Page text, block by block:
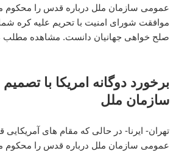
عمومی سازمان ملل درباره قدس را محکوم
موافقت شورای امنیت با تحریم علیه کره
صلح خواهی جهانیان دانست. مشاهده
برخورد دوگانه امریکا با
سازمان ملل
تهران- ایرنا- در حالی که مقام های
عمومی سازمان ملل درباره قدس را محکوم